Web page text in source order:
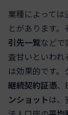
業種によって
とがあります。
引先一覧などで
査甘いといわれ
は効果的です
継続契約証憑、
ンショットは